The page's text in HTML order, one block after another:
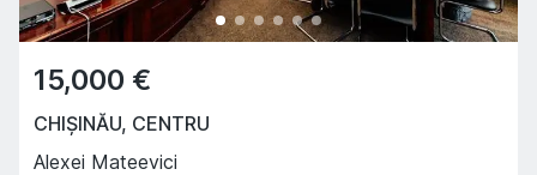
15,000 €
CHIȘINĂU, CENTRU
Alexei Mateevici